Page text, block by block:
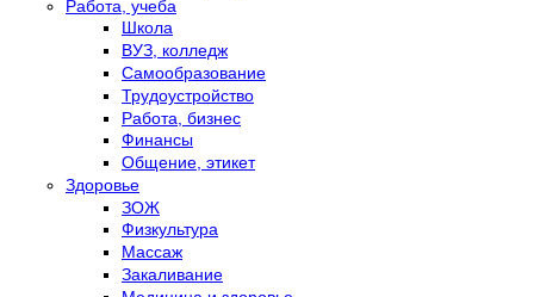
Работа, учеба
Школа
ВУЗ, колледж
Самообразование
Трудоустройство
Работа, бизнес
Финансы
Общение, этикет
Здоровье
ЗОЖ
Физкультура
Массаж
Закаливание